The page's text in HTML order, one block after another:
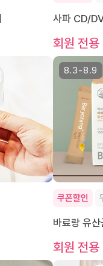
사파 CD/
회원 전용
8.3-8.9
쿠폰할인
바료랑 유
회원 전용